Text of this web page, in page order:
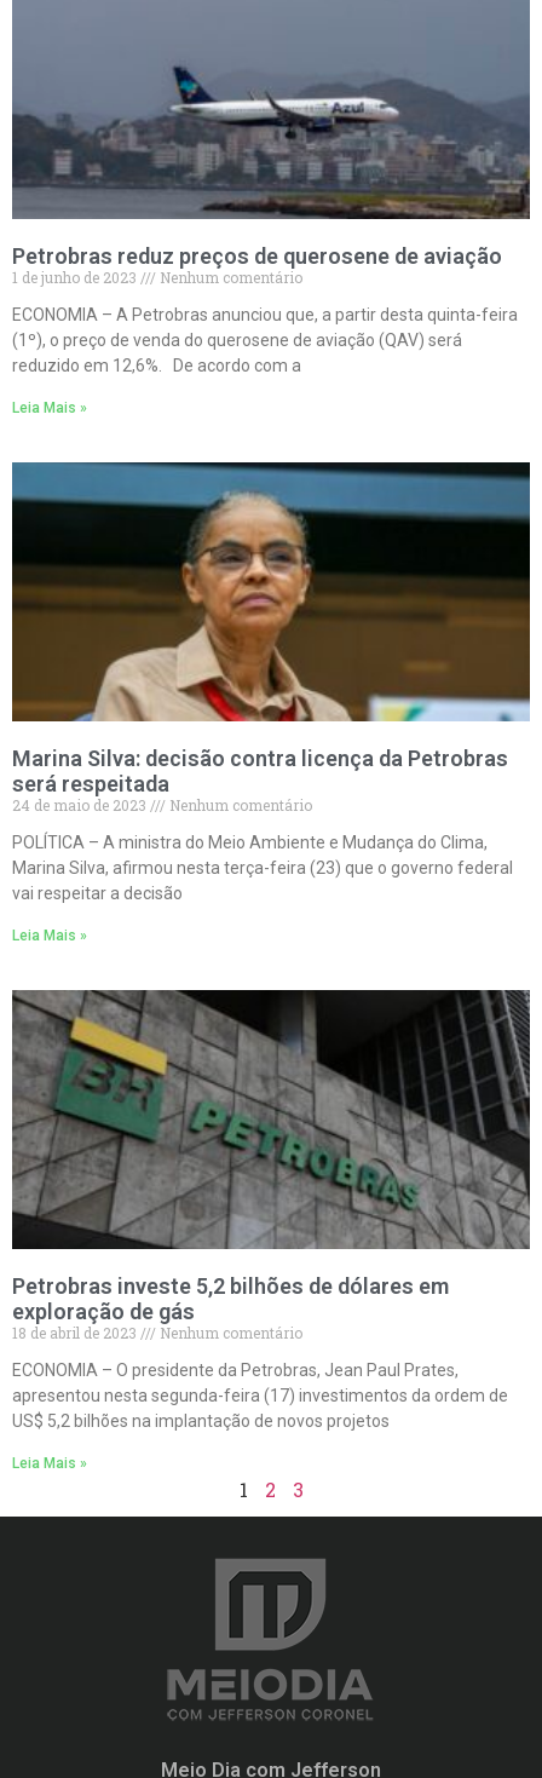
Petrobras reduz preços de querosene de aviação
1 de junho de 2023
Nenhum comentário
ECONOMIA – A Petrobras anunciou que, a partir desta quinta-feira
(1º), o preço de venda do querosene de aviação (QAV) será
reduzido em 12,6%. De acordo com a
Leia Mais »
Marina Silva: decisão contra licença da Petrobras
será respeitada
24 de maio de 2023
Nenhum comentário
POLÍTICA – A ministra do Meio Ambiente e Mudança do Clima,
Marina Silva, afirmou nesta terça-feira (23) que o governo federal
vai respeitar a decisão
Leia Mais »
Petrobras investe 5,2 bilhões de dólares em
exploração de gás
18 de abril de 2023
Nenhum comentário
ECONOMIA – O presidente da Petrobras, Jean Paul Prates,
apresentou nesta segunda-feira (17) investimentos da ordem de
US$ 5,2 bilhões na implantação de novos projetos
Leia Mais »
1 2 3
Meio Dia com Jefferson